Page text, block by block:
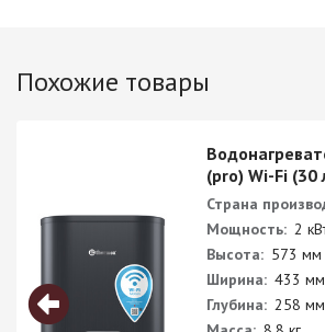
Похожие товары
(pro) Wi-Fi (30
Страна
Мощность: 2
Высота: 573 мм
Ширина: 433 мм
Глубина: 258 мм